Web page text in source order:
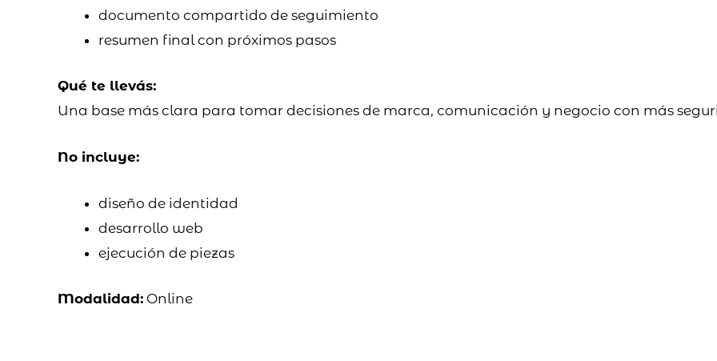
documento compartido de seguimiento
resumen final con próximos pasos
Qué te llevás:
Una base más clara para tomar decisiones de marca, comunicación y negocio con más
No incluye:
diseño de identidad
desarrollo web
ejecución de piezas
Modalidad: Online